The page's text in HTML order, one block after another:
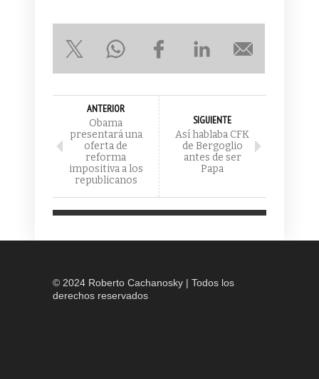
ANTERIOR
Obama
presentará una
oferta de
reforma
impositiva a los
republicanos
SIGUIENTE
Así hablaba CFK
de Bergoglio
antes de ser
Papa
© 2024 Roberto Cachanosky | Todos los
derechos reservados